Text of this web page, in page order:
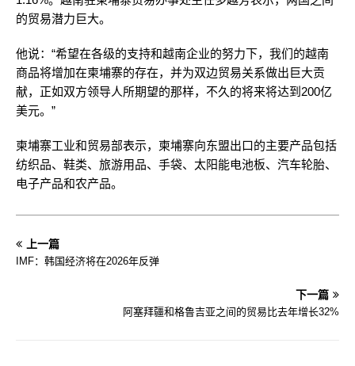
的贸易潜力巨大。
他说：“希望在各级的支持和越南企业的努力下，我们的越南
商品将增加在柬埔寨的存在，并为双边贸易关系做出巨大贡
献，正如双方领导人所期望的那样，不久的将来将达到200亿
美元。”
柬埔寨工业和贸易部表示，柬埔寨向东盟出口的主要产品包括
纺织品、鞋类、旅游用品、手袋、太阳能电池板、汽车轮胎、
电子产品和农产品。
上一篇
IMF：韩国经济将在2026年反弹
下一篇
阿塞拜疆和格鲁吉亚之间的贸易比去年增长32%